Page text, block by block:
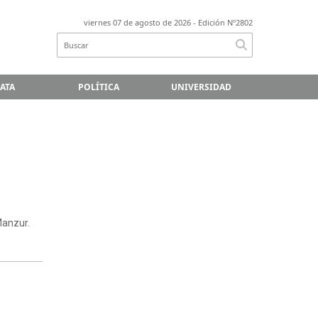
viernes 07 de agosto de 2026 - Edición Nº2802
POLÍTICA UNIVERSIDAD